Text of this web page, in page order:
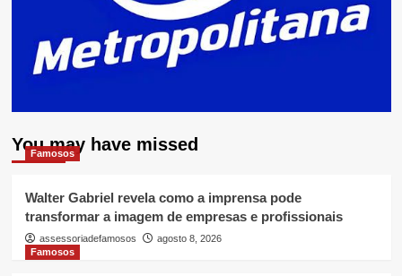
You may have missed
Famosos
Walter Gabriel revela como a imprensa pode
transformar a imagem de empresas e profissionais
assessoriadefamosos
agosto 8, 2026
Famosos